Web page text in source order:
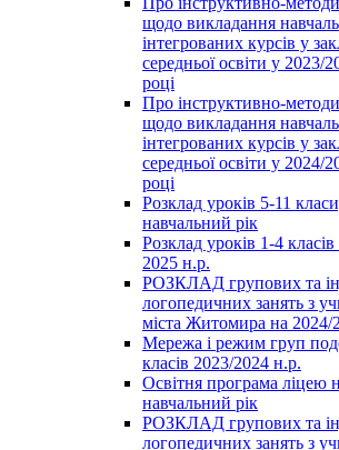
щодо викладання
інтегрованих курсів у
середньої освіти у 2023/
році
Про інструктивно-
щодо викладання
інтегрованих курсів у
середньої освіти у 2024/
році
Розклад уроків 5-11
навчальний рік
Розклад уроків 1-4
2025 н.р.
РОЗКЛАД групових та
логопедичних занять з
міста Житомира на 2024/
Мережа і режим груп
класів 2023/2024 н.р.
Освітня програма ліцею
навчальний рік
РОЗКЛАД групових та
логопедичних занять з